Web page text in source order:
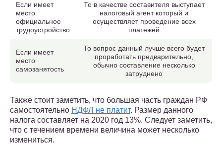
Если имеет
место
официальное
трудоустройство
То в качестве составителя выступает
налоговый агент который и
осуществляет проведение всех
платежей
Если имеет
место
самозанятость
То вопрос данный лучше всего будет
проработать предварительно,
обычно составление несколько
затруднено
Также стоит заметить, что большая часть граждан РФ
самостоятельно НДФЛ не платит. Размер данного
налога составляет на 2020 год 13%. Следует заметить,
что с течением времени величина может несколько
измениться.